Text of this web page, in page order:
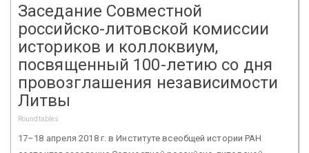
Заседание Совместной
российско-литовской комиссии
историков и коллоквиум,
посвященный 100-летию со дня
провозглашения независимости
Литвы
Roundtables
17–18 апреля 2018 г. в Институте всеобщей истории РАН